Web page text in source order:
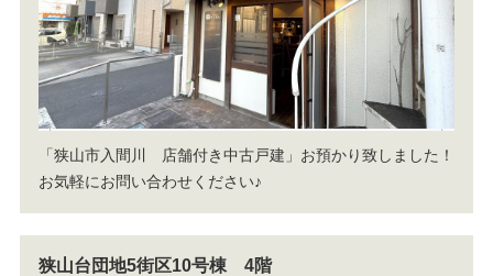
「狭山市入間川 店舗付き中古戸建」お預かり致しました！
お気軽にお問い合わせください♪
狭山台団地5街区10号棟 4階